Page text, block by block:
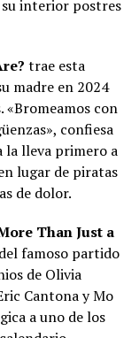
su interior postres
trae esta
madre en 2024
«Bromeamos con
confiesa
la lleva primero a
lugar de piratas
de dolor.
Than Just a
famoso partido
de Olivia
Cantona y Mo
a uno de los